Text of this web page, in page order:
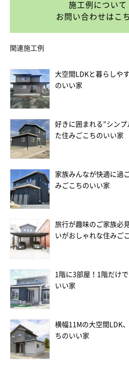
施工例について
お問い合わせはこ
関連施工例
大空間LDKと暮らしや
のいい家
好きに囲まれる”シンプ
た住みごこちのいい家
家族みんなが快適に過
みごこちのいい家
旅行が趣味のご家族必
いがおしゃれな住みご
1階に3部屋！1階だけ
いい家
横幅11Mの大空間LDK
ちのいい家